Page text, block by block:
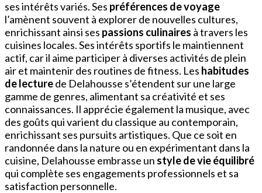
ses intérêts variés. Ses préférences de voyage
l’amènent souvent à explorer de nouvelles cultures,
enrichissant ainsi ses passions culinaires à travers les
cuisines locales. Ses intérêts sportifs le maintiennent
actif, car il aime participer à diverses activités de plein
air et maintenir des routines de fitness. Les habitudes
de lecturede Delahousse s’étendent sur une large
gamme de genres, alimentant sa créativité et ses
connaissances. Il apprécie également la musique, avec
des goûts qui varient du classique au contemporain,
enrichissant ses pursuits artistiques. Que ce soit en
randonnée dans la nature ou en expérimentant dans la
cuisine, Delahousse embrasse un style de vie équilibré
qui complète ses engagements professionnels et sa
satisfaction personnelle.